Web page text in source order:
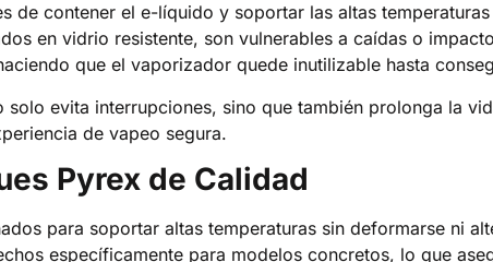
de contener el e-líquido y soportar las altas
en vidrio resistente, son vulnerables a caídas o
que el vaporizador quede inutilizable hasta
solo evita interrupciones, sino que también prolonga la
de vapeo segura.
Pyrex de Calidad
para soportar altas temperaturas sin deformarse ni
específicamente para modelos concretos, lo que